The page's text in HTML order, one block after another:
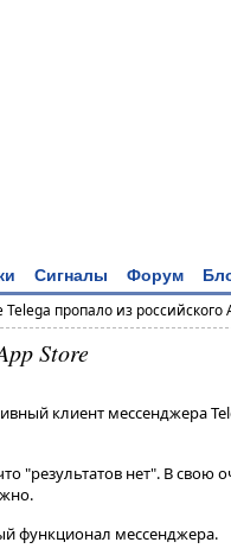
Сигналы Форум
пропало из российского
Store
клиент мессенджера
"результатов нет"​​​. В свою
функционал мессенджера.